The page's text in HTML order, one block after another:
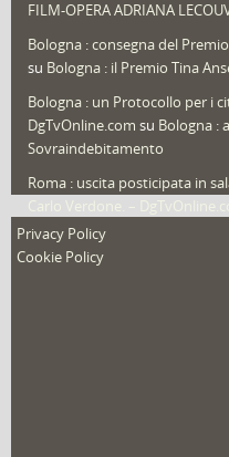
Video (archivio) (263)
FILM-OPERA ADRIANA
Bologna : consegna del
su Bologna : il Premio Tina
Bologna : un Protocollo per i
DgTvOnline.com su Bologna :
Sovraindebitamento
Roma : uscita posticipata in
nuovo film
Privacy Policy
Cookie Policy